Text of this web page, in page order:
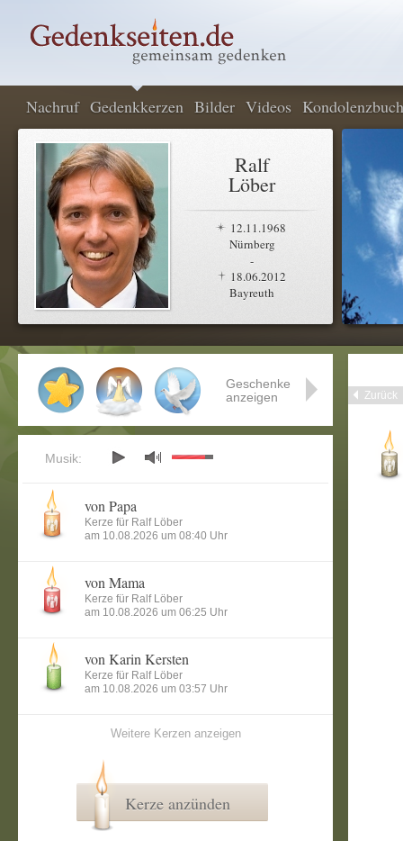
Nachruf Gedenkkerzen Bilder Videos Kondolenzbuch
Ralf
Löber
12.11.1968
Nürnberg
-
18.06.2012
Bayreuth
Zurück
Geschenke
anzeigen
Musik:
von Papa
Kerze für Ralf Löber
am 10.08.2026 um 08:40 Uhr
von Mama
Kerze für Ralf Löber
am 10.08.2026 um 06:25 Uhr
von Karin Kersten
Kerze für Ralf Löber
am 10.08.2026 um 03:57 Uhr
Weitere Kerzen anzeigen
Kerze anzünden